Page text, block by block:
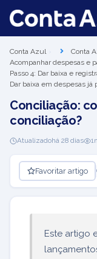
Conta Azul
Conta
Acompanhar despesas e
Passo 4: Dar baixa e
Dar baixa em despesas já
Conciliação:
conciliação?
Atualizadohá 28 dias 1
Favoritar artigo
Este artigo